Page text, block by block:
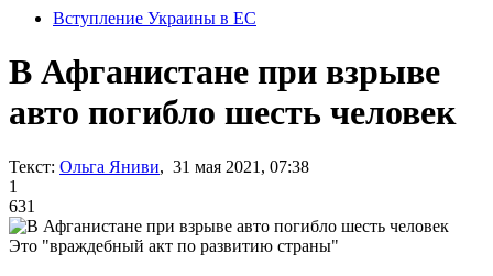
Вступление Украины в ЕС
В Афганистане при взрыве
авто погибло шесть человек
Текст: Ольга Яниви, 31 мая 2021, 07:38
1
631
Это "враждебный акт по развитию страны"